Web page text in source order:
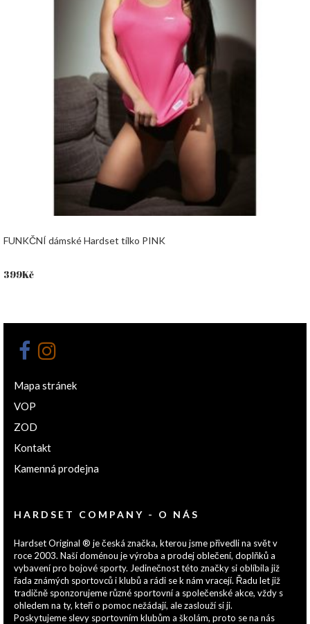
FUNKČNÍ dámské Hardset tílko PINK
399Kč
Mapa stránek
VOP
ZOD
Kontakt
Kamenná prodejna
HARDSET COMPANY - O NÁS
Hardset Original ® je česká značka, kterou jsme přivedli na svět v
roce 2003. Naší doménou je výroba a prodej oblečení, doplňků a
vybavení pro bojové sporty. Jedinečnost této značky si oblíbila již
řada známých sportovců i klubů a rádi se k nám vracejí. Řadu let již
tradičně sponzorujeme různé sportovní a společenské akce, vždy s
ohledem na ty, kteří o pomoc nežádají, ale zaslouží si ji.
Poskytujeme slevy sportovním klubům a školám, proto se na nás